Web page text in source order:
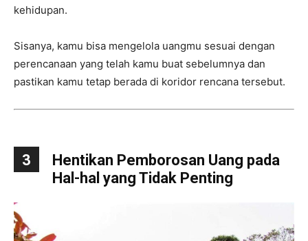
kehidupan.
Sisanya, kamu bisa mengelola uangmu sesuai dengan
perencanaan yang telah kamu buat sebelumnya dan
pastikan kamu tetap berada di koridor rencana tersebut.
3
Hentikan Pemborosan Uang pada
Hal-hal yang Tidak Penting